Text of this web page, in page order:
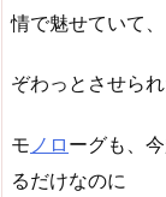
情で魅せていて、
ぞわっとさせられ
モ ノロ ーグも、
るだけなのに